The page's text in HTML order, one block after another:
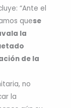
“Ante el
quese
la
de la
no
la